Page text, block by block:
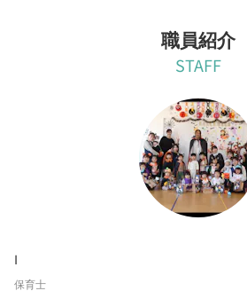
職員紹介
STAFF
I
保育士